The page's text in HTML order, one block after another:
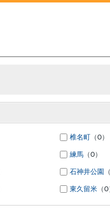
椎名町（0）
練馬（0）
石神井公園
東久留米（0